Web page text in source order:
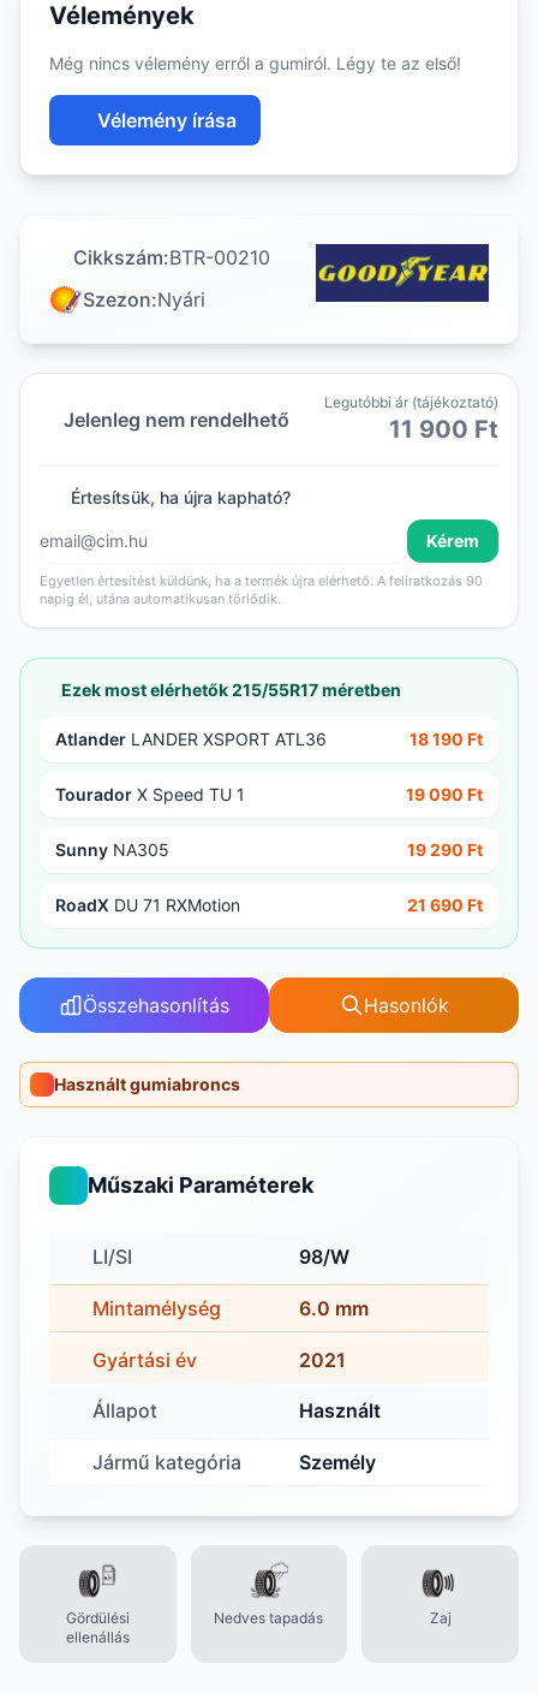
Vélemények
Még nincs vélemény erről a gumiról. Légy te az első!
Vélemény írása
Cikkszám:BTR-00210
Szezon:Nyári
Jelenleg nem rendelhető
Legutóbbi ár (tájékoztató)
11 900 Ft
Értesítsük, ha újra kapható?
Kérem
Egyetlen értesítést küldünk, ha a termék újra elérhető. A feliratkozás 90
napig él, utána automatikusan törlődik.
Ezek most elérhetők 215/55R17 méretben
Atlander LANDER XSPORT ATL36 18 190 Ft
Tourador X Speed TU 1 19 090 Ft
Sunny NA305 19 290 Ft
RoadX DU 71 RXMotion 21 690 Ft
Összehasonlítás Hasonlók
Használt gumiabroncs
Műszaki Paraméterek
LI/SI 98/W
Mintamélység 6.0 mm
Gyártási év 2021
Állapot Használt
Jármű kategória Személy
Gördülési
ellenállás
Nedves tapadás Zaj